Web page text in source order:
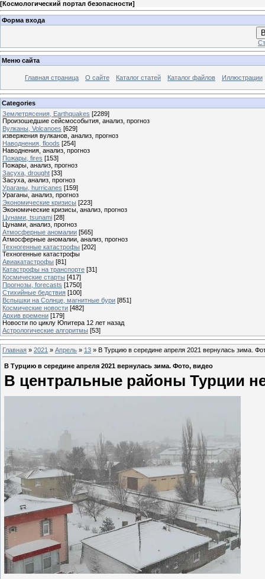
[Космологический портал безопасности]
Форма входа
Меню сайта
Главная страница О сайте Каталог статей Каталог файлов Иллюстрации
Categories
Землетрясения, Earthquakes [2289]
Произошедшие сейсмособытия, анализ, прогноз
Вулканы, Volcanoes [629]
извержения вулканов, анализ, прогноз
Наводнения, floods [254]
Наводнения, анализ, прогноз
Пожары, fires [153]
Пожары, анализ, прогноз
Засуха, drought [33]
Засуха, анализ, прогноз
Ураганы, hurricanes [159]
Ураганы, анализ, прогноз
Экономические кризисы [223]
Экономические кризисы, анализ, прогноз
Цунами, tsunami [28]
Цунами, анализ, прогноз
Атмосферные аномалии [565]
Атмосферные аномалии, анализ, прогноз
Техногенные катастрофы [202]
Техногенные катастрофы
Авиакатастрофы [81]
Катастрофы на транспорте [31]
Космические старты [417]
Прогнозы, forecasts [1750]
Стихийные бедствия [100]
Вспышки на Солнце, магнитные бури [851]
Космические новости [482]
Архив времени [179]
Новости по циклу Юпитера 12 лет назад
Астрологические алгоритмы [53]
Главная » 2021 » Апрель » 13 » В Турцию в середине апреля 2021 вернулась зима.
В Турцию в середине апреля 2021 вернулась зима. Фото, видео
В центральные районы Турции